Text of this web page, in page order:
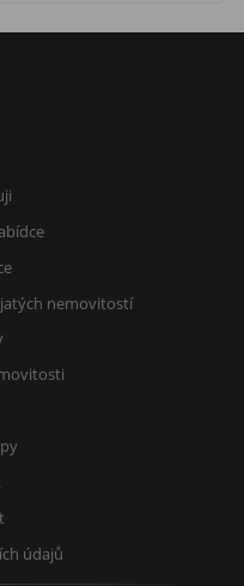
nemovitostí
údajů